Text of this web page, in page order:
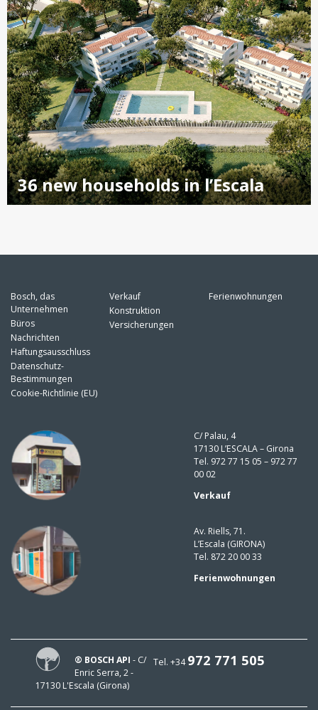
36 new households in l’Escala
Bosch, das
Unternehmen
Büros
Nachrichten
Haftungsausschluss
Datenschutz-
Bestimmungen
Cookie-Richtlinie (EU)
Verkauf
Konstruktion
Versicherungen
Ferienwohnungen
C/ Palau, 4
17130 L’ESCALA – Girona
Tel. 972 77 15 05 – 972 77
00 02
Verkauf
Av. Riells, 71.
L’Escala (GIRONA)
Tel. 872 20 00 33
Ferienwohnungen
Tel. +34972 771 505
® BOSCH API - C/
Enric Serra, 2 -
17130 L'Escala (Girona)